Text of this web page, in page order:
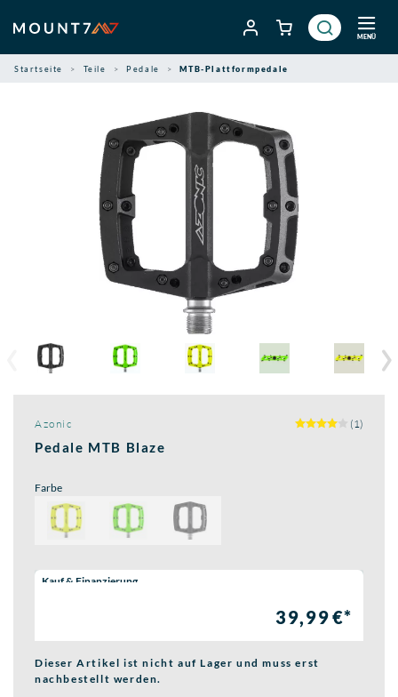
Inhalt
springen
MENÜ
Startseite Teile Pedale MTB-Plattformpedale
Azonic (1)
Pedale MTB Blaze
Farbe
Wähle eine Preisoption:
Kauf & Finanzierung
39,99 €*
Dieser Artikel ist nicht auf Lager und muss erst
nachbestellt werden.